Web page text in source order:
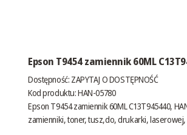
Epson T9454 zamiennik 60ML
Dostępność: ZAPYTAJ O DOSTĘPNOŚĆ
Kod produktu: HAN-05780
Epson T9454 zamiennik 60ML C13T945440,
zamienniki, toner, tusz,do, drukarki,